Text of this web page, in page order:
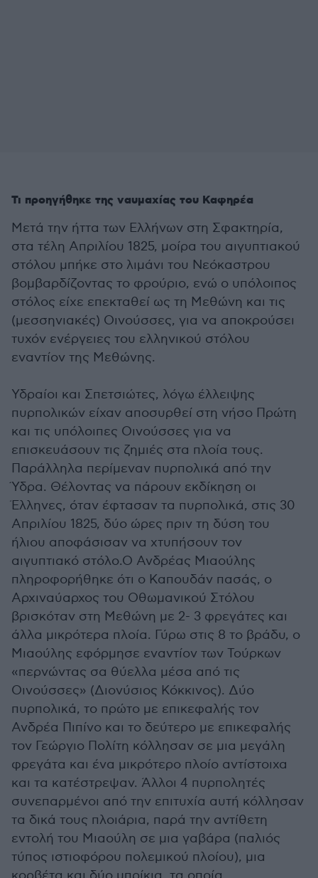
Τι προηγήθηκε της ναυμαχίας του Καφηρέα
Μετά την ήττα των Ελλήνων στη Σφακτηρία,
στα τέλη Απριλίου 1825, μοίρα του αιγυπτιακού
στόλου μπήκε στο λιμάνι του Νεόκαστρου
βομβαρδίζοντας το φρούριο, ενώ ο υπόλοιπος
στόλος είχε επεκταθεί ως τη Μεθώνη και τις
(μεσσηνιακές) Οινούσσες, για να αποκρούσει
τυχόν ενέργειες του ελληνικού στόλου
εναντίον της Μεθώνης.
Υδραίοι και Σπετσιώτες, λόγω έλλειψης
πυρπολικών είχαν αποσυρθεί στη νήσο Πρώτη
και τις υπόλοιπες Οινούσσες για να
επισκευάσουν τις ζημιές στα πλοία τους.
Παράλληλα περίμεναν πυρπολικά από την
Ύδρα. Θέλοντας να πάρουν εκδίκηση οι
Έλληνες, όταν έφτασαν τα πυρπολικά, στις 30
Απριλίου 1825, δύο ώρες πριν τη δύση του
ήλιου αποφάσισαν να χτυπήσουν τον
αιγυπτιακό στόλο.Ο Ανδρέας Μιαούλης
πληροφορήθηκε ότι ο Καπουδάν πασάς, ο
Αρχιναύαρχος του Οθωμανικού Στόλου
βρισκόταν στη Μεθώνη με 2- 3 φρεγάτες και
άλλα μικρότερα πλοία. Γύρω στις 8 το βράδυ, ο
Μιαούλης εφόρμησε εναντίον των Τούρκων
«περνώντας σα θύελλα μέσα από τις
Οινούσσες» (Διονύσιος Κόκκινος). Δύο
πυρπολικά, το πρώτο με επικεφαλής τον
Ανδρέα Πιπίνο και το δεύτερο με επικεφαλής
τον Γεώργιο Πολίτη κόλλησαν σε μια μεγάλη
φρεγάτα και ένα μικρότερο πλοίο αντίστοιχα
και τα κατέστρεψαν. Άλλοι 4 πυρπολητές
συνεπαρμένοι από την επιτυχία αυτή κόλλησαν
τα δικά τους πλοιάρια, παρά την αντίθετη
εντολή του Μιαούλη σε μια γαβάρα (παλιός
τύπος ιστιοφόρου πολεμικού πλοίου), μια